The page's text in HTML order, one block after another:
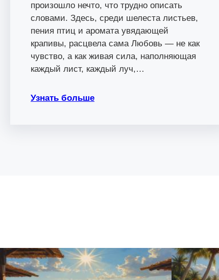
произошло нечто, что трудно описать
словами. Здесь, среди шелеста листьев,
пения птиц и аромата увядающей
крапивы, расцвела сама Любовь — не как
чувство, а как живая сила, наполняющая
каждый лист, каждый луч,…
Узнать больше